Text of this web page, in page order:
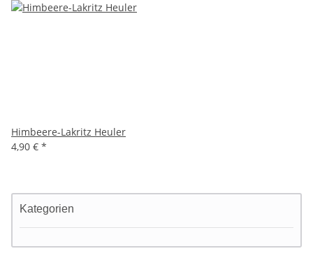
Himbeere-Lakritz Heuler
4,90 € *
Kategorien